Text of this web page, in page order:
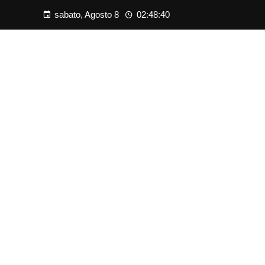
sabato, Agosto 8 02:48:41